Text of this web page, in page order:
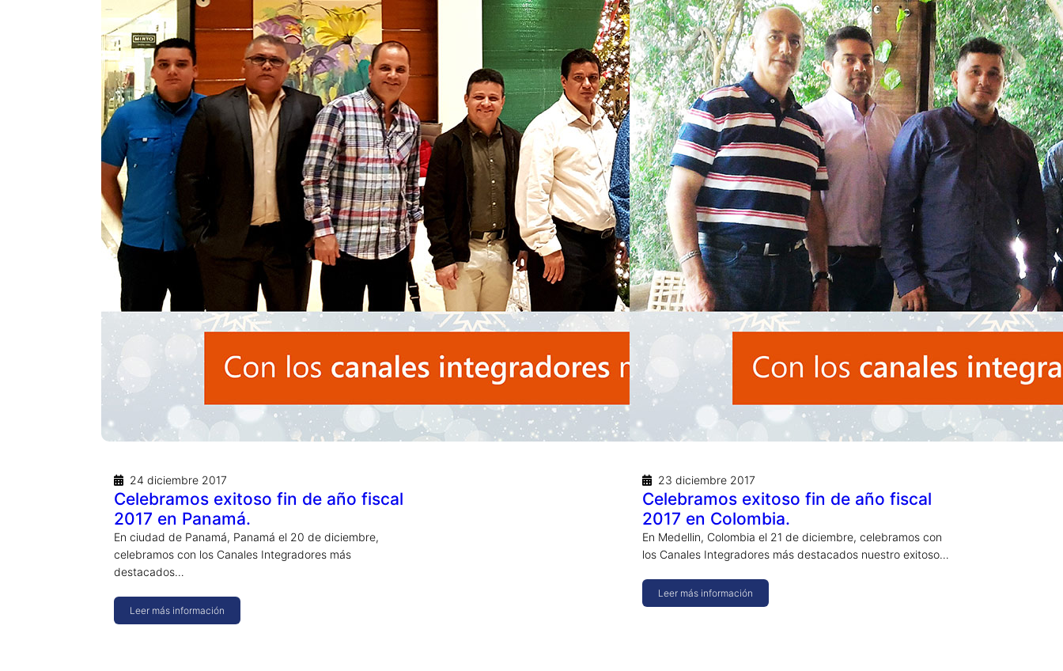
24 diciembre 2017
Celebramos exitoso fin de año fiscal
2017 en Panamá.
En ciudad de Panamá, Panamá el 20 de diciembre,
celebramos con los Canales Integradores más
destacados…
Leer más información
23 diciembre 2017
Celebramos exitoso fin de año fiscal
2017 en Colombia.
En Medellin, Colombia el 21 de diciembre, celebramos con
los Canales Integradores más destacados nuestro exitoso…
Leer más información